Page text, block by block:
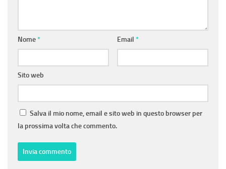
Nome* Email *
Sito web
Salva il mio nome, email e sito web in questo browser per
la prossima volta che commento.